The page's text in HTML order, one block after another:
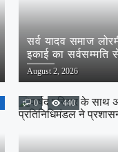
सर्व यादव समाज
इकाई का सर्वसम्मति
बने लोरमी शहरी अध्यक्ष
Posted
on
August 2, 2026
0 440